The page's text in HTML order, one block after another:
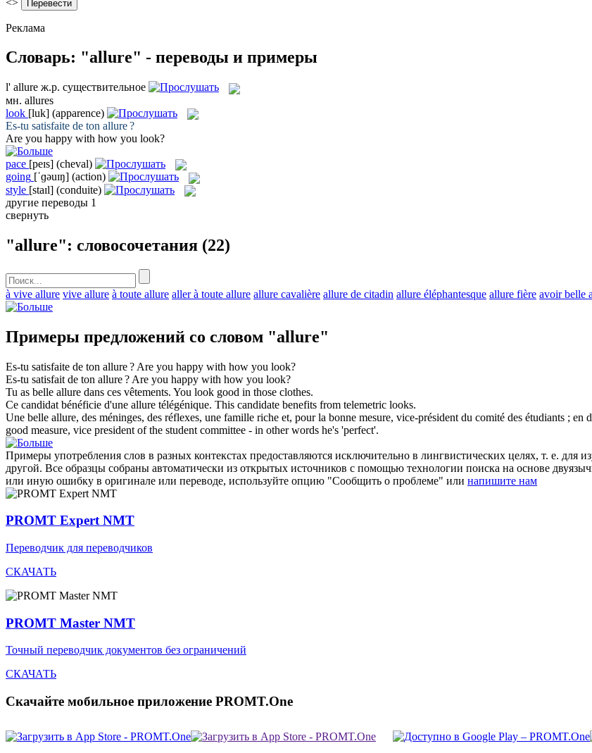
Реклама
Словарь: "allure" - переводы и примеры
l' allure ж.р. существительное
мн. allures
look [luk] (apparence)
Es-tu satisfaite de ton allure?
Are you happy with how you look?
pace [peɪs] (cheval)
going [ˈɡəuɪŋ] (action)
style [staɪl] (conduite)
другие переводы 1
свернуть
"allure": словосочетания (22)
à vive allure vive allure à toute allure aller à toute allure allure cavalière allure de citadin allure éléphantesque allure fière avoir belle
Примеры предложений со словом "allure"
Es-tu satisfaite de ton allure? Are you happy with how you look?
Es-tu satisfait de ton allure? Are you happy with how you look?
Tu as belle allure dans ces vêtements. You look good in those clothes.
Ce candidat bénéficie d'une allure télégénique. This candidate benefits from telemetric looks.
Une belle allure, des méninges, des réflexes, une famille riche et, pour la bonne mesure, vice-président du comité des étudiants ; en
good measure, vice president of the student committee - in other words he's 'perfect'.
Примеры употребления слов в разных контекстах предоставляются исключительно в лингвистических целях, т. е. для
другой. Все образцы собраны автоматически из открытых источников с помощью технологии поиска на основе
или иную ошибку в оригинале или переводе, используйте опцию "Сообщить о проблеме" или напишите нам
PROMT Expert NMT
Переводчик для переводчиков
СКАЧАТЬ
PROMT Master NMT
Точный переводчик документов без ограничений
СКАЧАТЬ
Скачайте мобильное приложение PROMT.One